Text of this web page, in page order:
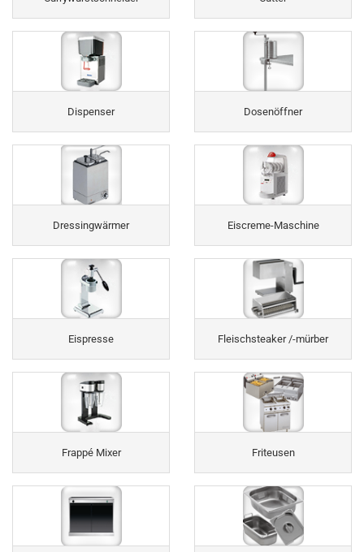
Dispenser Dosenöffner
Dressingwärmer Eiscreme-Maschine
Eispresse Fleischsteaker /-mürber
Frappé Mixer Friteusen